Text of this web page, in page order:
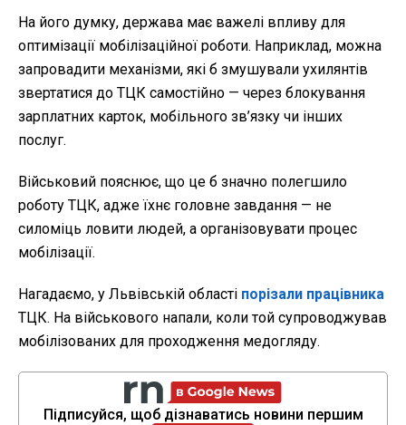
На його думку, держава має важелі впливу для
оптимізації мобілізаційної роботи. Наприклад, можна
запровадити механізми, які б змушували ухилянтів
звертатися до ТЦК самостійно — через блокування
зарплатних карток, мобільного зв’язку чи інших
послуг.
Військовий пояснює, що це б значно полегшило
роботу ТЦК, адже їхнє головне завдання — не
силоміць ловити людей, а організовувати процес
мобілізації.
Нагадаємо, у Львівській області порізали працівника
ТЦК. На військового напали, коли той супроводжував
мобілізованих для проходження медогляду.
Підписуйся, щоб дізнаватись новини першим